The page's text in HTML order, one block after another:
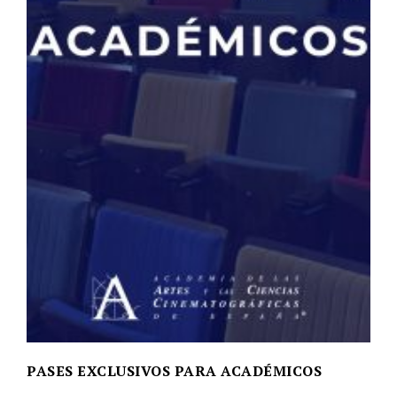
PASES EXCLUSIVOS PARA ACADÉMICOS